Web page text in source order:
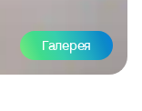
Галерея